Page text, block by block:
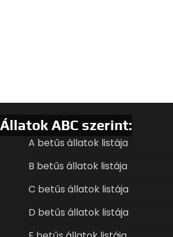
Állatok ABC szerint:
A betűs állatok listája
B betűs állatok listája
C betűs állatok listája
D betűs állatok listája